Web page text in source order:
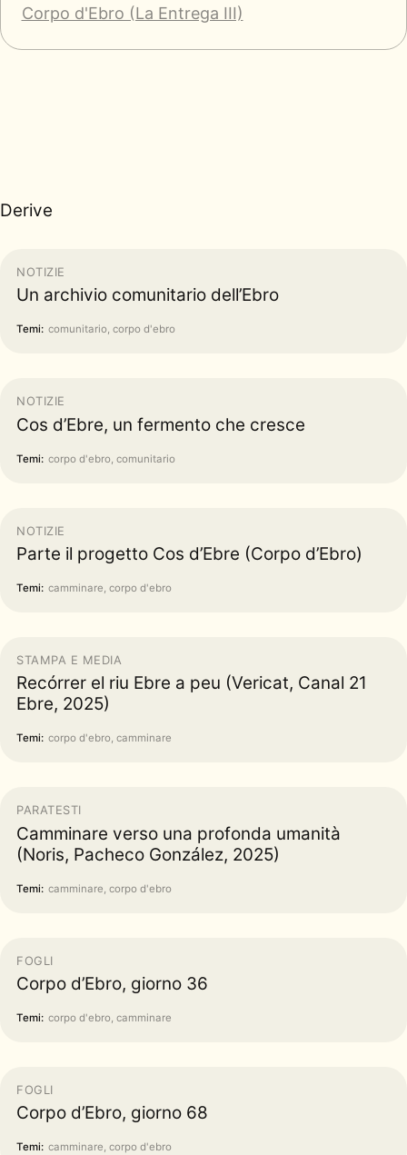
Corpo d'Ebro (La Entrega III)
Derive
NOTIZIE
Un archivio comunitario dell’Ebro
Temi: comunitario, corpo d'ebro
NOTIZIE
Cos d’Ebre, un fermento che cresce
Temi: corpo d'ebro, comunitario
NOTIZIE
Parte il progetto Cos d’Ebre (Corpo d’Ebro)
Temi: camminare, corpo d'ebro
STAMPA E MEDIA
Recórrer el riu Ebre a peu (Vericat, Canal 21
Ebre, 2025)
Temi: corpo d'ebro, camminare
PARATESTI
Camminare verso una profonda umanità
(Noris, Pacheco González, 2025)
Temi: camminare, corpo d'ebro
FOGLI
Corpo d’Ebro, giorno 36
Temi: corpo d'ebro, camminare
FOGLI
Corpo d’Ebro, giorno 68
Temi: camminare, corpo d'ebro